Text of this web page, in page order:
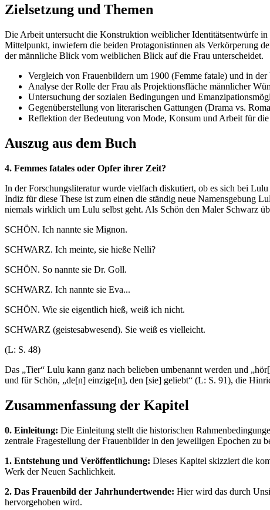
Zielsetzung und Themen
Die Arbeit untersucht die Konstruktion weiblicher Identitätsentwürfe
Mittelpunkt, inwiefern die beiden Protagonistinnen als Verkörperung
der männliche Blick vom weiblichen Blick auf die Frau unterscheidet.
Vergleich von Frauenbildern um 1900 (Femme fatale) und in
Analyse der Rolle der Frau als Projektionsfläche männlicher
Untersuchung der sozialen Bedingungen und
Gegenüberstellung von literarischen Gattungen (Drama vs.
Reflektion der Bedeutung von Mode, Konsum und Arbeit für
Auszug aus dem Buch
4. Femmes fatales oder Opfer ihrer Zeit?
In der Forschungsliteratur wurde vielfach diskutiert, ob es sich bei
Indiz für diese These ist zum einen die ständig neue Namensgebung
niemals wirklich um Lulu selbst geht. Als Schön den Maler Schwarz
SCHÖN. Ich nannte sie Mignon.
SCHWARZ. Ich meinte, sie hieße Nelli?
SCHÖN. So nannte sie Dr. Goll.
SCHWARZ. Ich nannte sie Eva...
SCHÖN. Wie sie eigentlich hieß, weiß ich nicht.
SCHWARZ (geistesabwesend). Sie weiß es vielleicht.
(L: S. 48)
Das „Tier“ Lulu kann ganz nach belieben umbenannt werden und
und für Schön, „de[n] einzige[n], den [sie] geliebt“ (L: S. 91), die
Zusammenfassung der Kapitel
0. Einleitung: Die Einleitung stellt die historischen
zentrale Fragestellung der Frauenbilder in den jeweiligen Epochen zu
1. Entstehung und Veröffentlichung: Dieses Kapitel skizziert die
Werk der Neuen Sachlichkeit.
2. Das Frauenbild der Jahrhundertwende: Hier wird das durch
hervorgehoben wird.